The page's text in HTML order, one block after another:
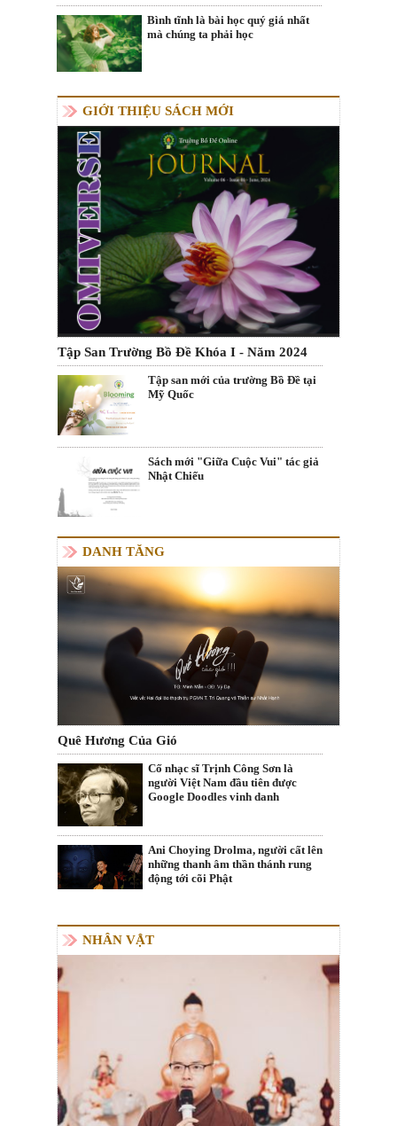
Bình tĩnh là bài học quý giá nhất
mà chúng ta phải học
GIỚI THIỆU SÁCH MỚI
Tập San Trường Bồ Đề Khóa I - Năm 2024
Tập san mới của trường Bồ Đề tại
Mỹ Quốc
Sách mới "Giữa Cuộc Vui" tác giả
Nhật Chiếu
DANH TĂNG
Quê Hương Của Gió
Cố nhạc sĩ Trịnh Công Sơn là
người Việt Nam đầu tiên được
Google Doodles vinh danh
Ani Choying Drolma, người cất lên
những thanh âm thần thánh rung
động tới cõi Phật
NHÂN VẬT